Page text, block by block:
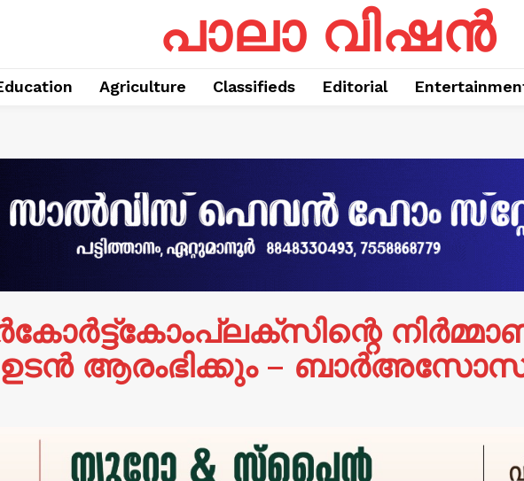
പാലാ വിഷൻ
Agriculture Classifieds Editorial
ഉടൻ ആരംഭിക്കും –